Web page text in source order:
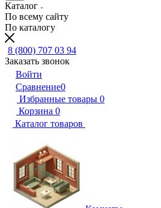
Каталог
По всему сайту
По каталогу
8 (800) 707 03 94
Заказать звонок
Войти
Сравнение0
Избранные товары 0
Корзина 0
Каталог товаров